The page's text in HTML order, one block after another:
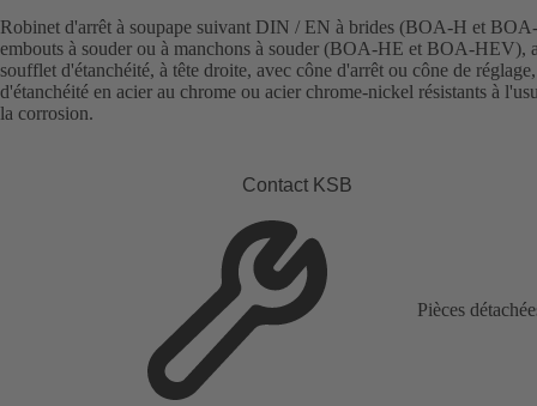
Robinet d'arrêt à soupape suivant DIN / EN à brides (BOA-H et
embouts à souder ou à manchons à souder (BOA-HE et BOA-HEV),
soufflet d'étanchéité, à tête droite, avec cône d'arrêt ou cône de
d'étanchéité en acier au chrome ou acier chrome-nickel résistants à
la corrosion.
Contact KSB
Pièces